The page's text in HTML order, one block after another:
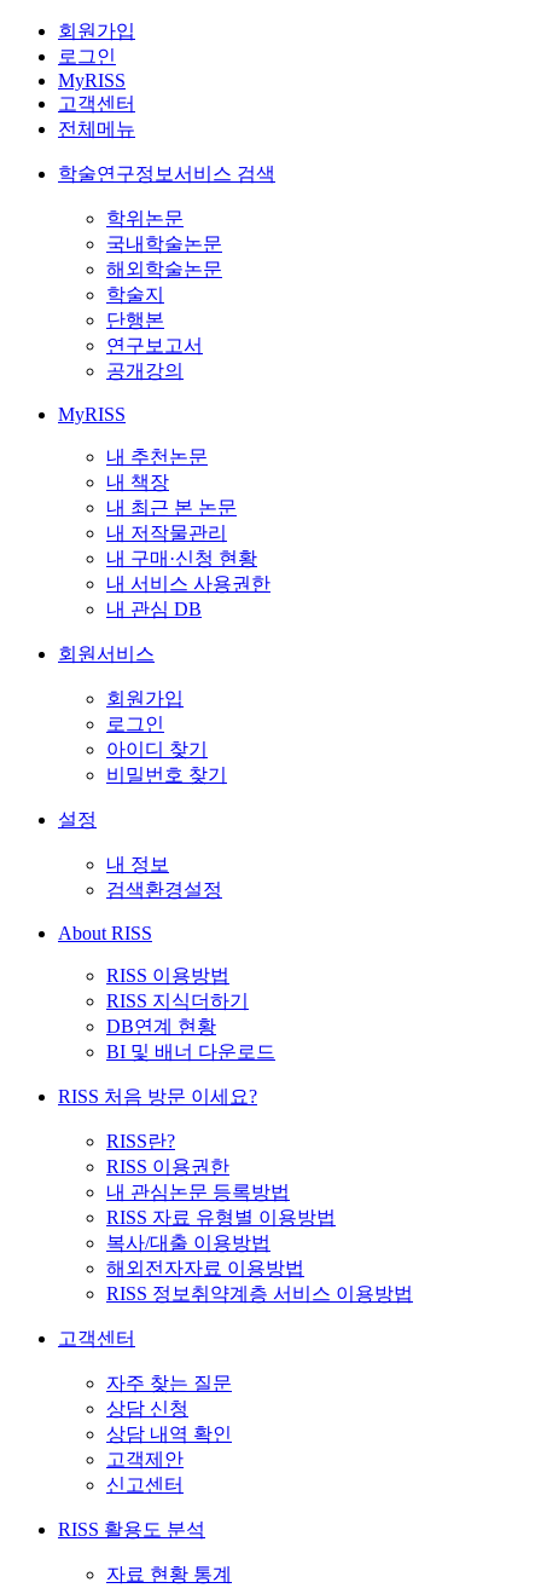
회원가입
로그인
MyRISS
고객센터
전체메뉴
학술연구정보서비스 검색
학위논문
국내학술논문
해외학술논문
학술지
단행본
연구보고서
공개강의
MyRISS
내 추천논문
내 책장
내 최근 본 논문
내 저작물관리
내 구매·신청 현황
내 서비스 사용권한
내 관심 DB
회원서비스
회원가입
로그인
아이디 찾기
비밀번호 찾기
설정
내 정보
검색환경설정
About RISS
RISS 이용방법
RISS 지식더하기
DB연계 현황
BI 및 배너 다운로드
RISS 처음 방문 이세요?
RISS란?
RISS 이용권한
내 관심논문 등록방법
RISS 자료 유형별 이용방법
복사/대출 이용방법
해외전자자료 이용방법
RISS 정보취약계층 서비스 이용방법
고객센터
자주 찾는 질문
상담 신청
상담 내역 확인
고객제안
신고센터
RISS 활용도 분석
자료 현황 통계